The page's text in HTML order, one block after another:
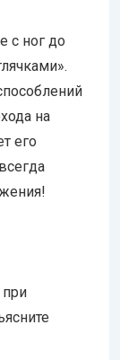
с ног до
на
его